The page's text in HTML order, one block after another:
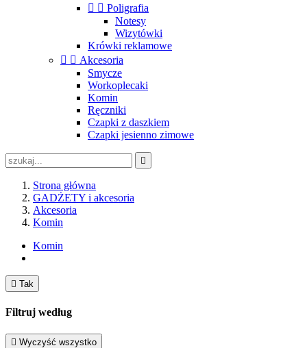
  Poligrafia
Notesy
Wizytówki
Krówki reklamowe
  Akcesoria
Smycze
Workoplecaki
Komin
Ręczniki
Czapki z daszkiem
Czapki jesienno zimowe

Strona główna
GADŻETY i akcesoria
Akcesoria
Komin
Komin
 Tak
Filtruj według
 Wyczyść wszystko